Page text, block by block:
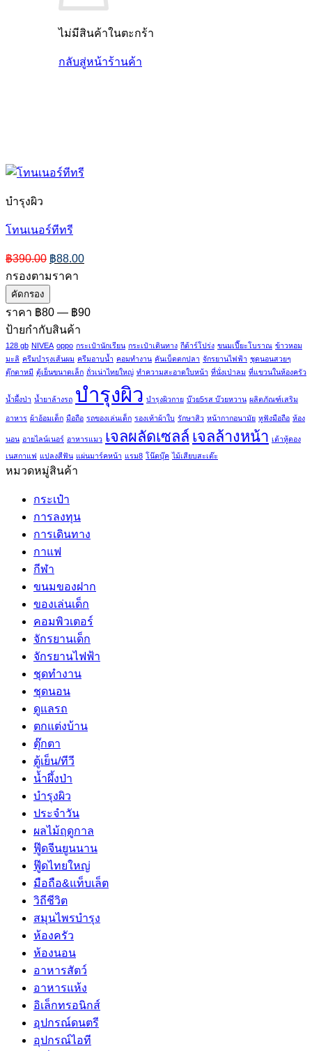
ไม่มีสินค้าในตะกร้า
กลับสู่หน้าร้านค้า
บำรุงผิว
โทนเนอร์ทีทรี
฿390.00 Original
price
was:
฿88.00Current
price
กรองตามราคา
ราคา
ต่ำ
สุด
ราคา
สูงสุด
คัดกรอง
ราคา ฿80 — ฿90
ป้ายกำกับสินค้า
128 gb NIVEA oppo กระเป๋านักเรียน กระเป๋าเดินทาง กีต้าร์โปร่ง ขนมเปี๊ยะโบราณ ข้าวหอม
มะลิ ครีมบำรุงเส้นผม ครีมอาบน้ำ คอมทำงาน คันเบ็ดตกปลา จักรยานไฟฟ้า ชุดนอนสวยๆ
ตุ๊กตาหมี ตู้เย็นขนาดเล็ก ถั่วเน่าไทยใหญ่ ทำความสะอาดใบหน้า ที่นั่งเป่าลม ที่แขวนในห้องครัว
น้ำผึ้งป่า น้ำยาล้างรถ บำรุงผิว บำรุงผิวกาย บ๊วย5รส บ๊วยหวาน ผลิตภัณฑ์เสริม
อาหาร ผ้าอ้อมเด็ก มือถือ รถของเล่นเด็ก รองเท้าผ้าใบ รักษาสิว หน้ากากอนามัย หูฟังมือถือ ห้อง
นอน อายไลน์เนอร์ อาหารแมว เจลผลัดเซลล์ เจลล้างหน้า เต้าหู้ดอง
เนสกาแฟ แปลงสีฟัน แผ่นมาร์คหน้า แรม8 โน๊ตบุ๊ค ไม้เสียบสะเต๊ะ
หมวดหมู่สินค้า
กระเป๋า
การลงทุน
การเดินทาง
กาแฟ
กีฬา
ขนมของฝาก
ของเล่นเด็ก
คอมพิวเตอร์
จักรยานเด็ก
จักรยานไฟฟ้า
ชุดทำงาน
ชุดนอน
ดูแลรถ
ตกแต่งบ้าน
ตุ๊กตา
ตู้เย็น/ทีวี
น้ำผึ้งป่า
บำรุงผิว
ประจำวัน
ผลไม้ฤดูกาล
ฟู๊ดจีนยูนนาน
ฟู๊ดไทยใหญ่
มือถือ&แท็บเล็ต
วิถีชีวิต
สมุนไพรบำรุง
ห้องครัว
ห้องนอน
อาหารสัตว์
อาหารแห้ง
อิเล็กทรอนิกส์
อุปกรณ์ดนตรี
อุปกรณ์ไอที